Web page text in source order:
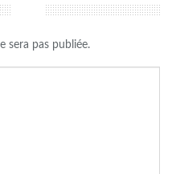
sera pas publiée.